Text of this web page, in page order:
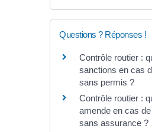
Questions ? Réponses !
Contrôle routier :
sanctions en cas
sans permis ?
Contrôle routier :
amende en cas
sans assurance ?